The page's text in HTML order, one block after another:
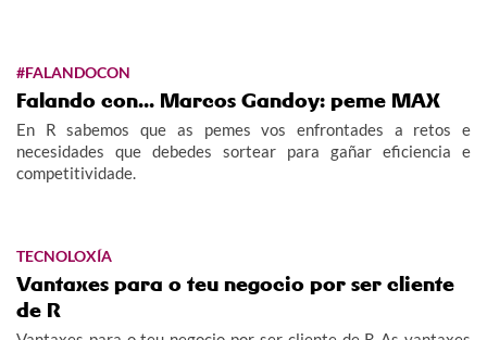
#FALANDOCON
Falando con... Marcos Gandoy: peme MAX
En R sabemos que as pemes vos enfrontades a retos e
necesidades que debedes sortear para gañar eficiencia e
competitividade.
TECNOLOXÍA
Vantaxes para o teu negocio por ser cliente
de R